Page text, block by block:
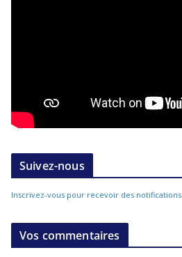
Suivez-nous
Inscrivez-vous pour recevoir des notifications
Vos commentaires